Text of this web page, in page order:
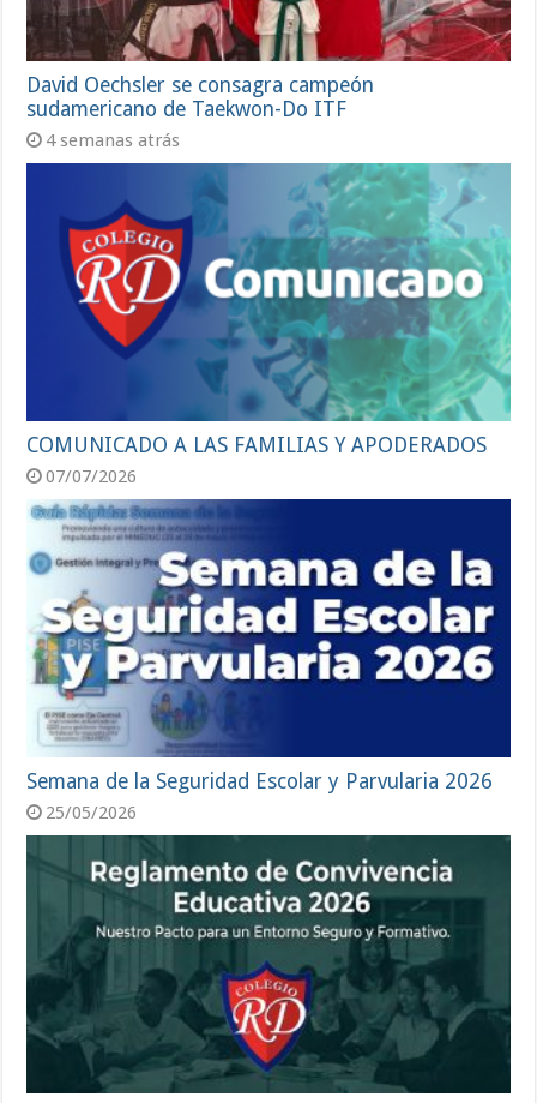
David Oechsler se consagra campeón
sudamericano de Taekwon-Do ITF
4 semanas atrás
COMUNICADO A LAS FAMILIAS Y APODERADOS
07/07/2026
Semana de la Seguridad Escolar y Parvularia 2026
25/05/2026